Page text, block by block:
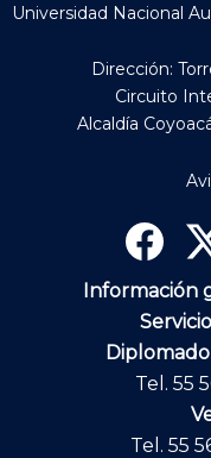
Universidad Nacional
Dirección:
Circuito
Alcaldía
Información
Tel. 55
Tel. 55